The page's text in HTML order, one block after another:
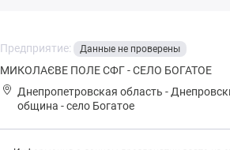
Предприятие: Данные не проверены
МИКОЛАЄВЕ ПОЛЕ CФГ - СЕЛО БОГАТОЕ
Днепропетровская область -
община -село Богатое